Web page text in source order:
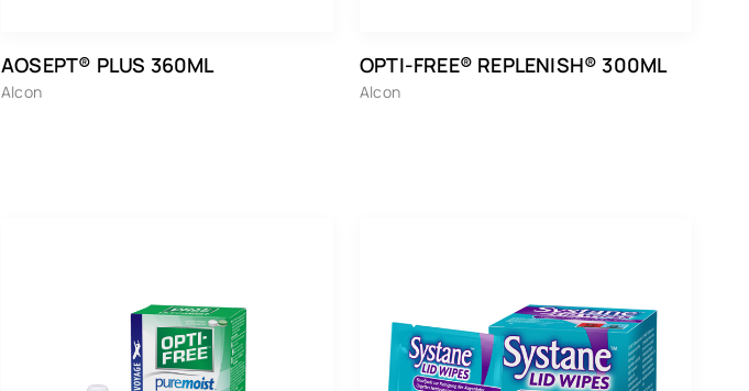
AOSEPT® PLUS 360ML
Alcon
OPTI-FREE® REPLENISH® 300ML
Alcon